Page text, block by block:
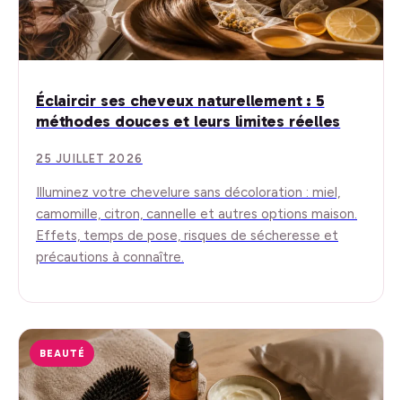
Éclaircir ses cheveux naturellement : 5
méthodes douces et leurs limites réelles
25 JUILLET 2026
Illuminez votre chevelure sans décoloration : miel,
camomille, citron, cannelle et autres options maison.
Effets, temps de pose, risques de sécheresse et
précautions à connaître.
BEAUTÉ